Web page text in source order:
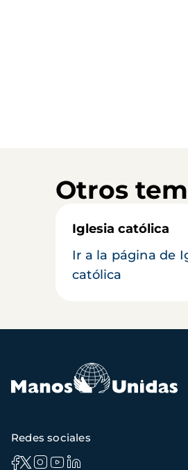
Otros
Iglesia católica
Ir a la página de
católica
Redes sociales